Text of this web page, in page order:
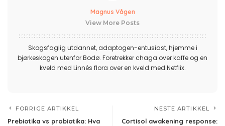
Magnus Vågen
View More Posts
Skogsfaglig utdannet, adaptogen-entusiast, hjemme i
bjørkeskogen utenfor Bodø. Foretrekker chaga over kaffe og en
kveld med Linnés flora over en kveld med Netflix.
FORRIGE ARTIKKEL
Prebiotika vs probiotika: Hva
NESTE ARTIKKEL
Cortisol awakening response: